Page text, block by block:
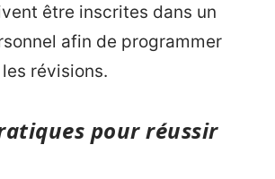
être inscrites dans un
afin de programmer
révisions.
pour réussir